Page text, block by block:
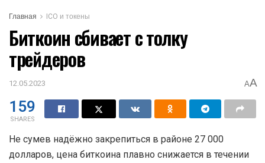
Главная ICO и токены
Биткоин сбивает с толку
трейдеров
12.05.2023 AA
159
SHARES
Не сумев надёжно закрепиться в районе 27 000
долларов, цена биткоина плавно снижается в течении